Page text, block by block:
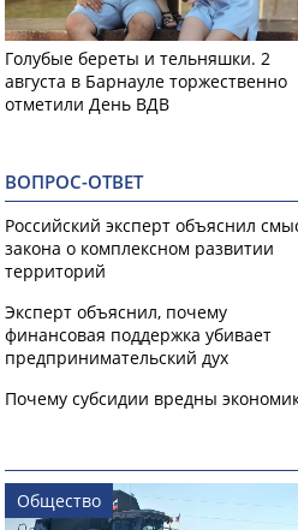
Голубые береты и тельняшки. 2
августа в Барнауле торжественно
отметили День ВДВ
ВОПРОС-ОТВЕТ
Российский эксперт объяснил
закона о комплексном развитии
территорий
Эксперт объяснил, почему
финансовая поддержка убивает
предпринимательский дух
Почему субсидии вредны
Общество